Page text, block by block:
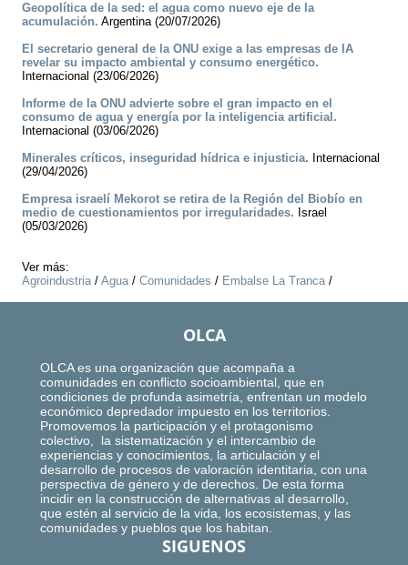
Geopolítica de la sed: el agua como nuevo eje de la
acumulación. Argentina (20/07/2026)
El secretario general de la ONU exige a las empresas de IA
revelar su impacto ambiental y consumo energético.
Internacional (23/06/2026)
Informe de la ONU advierte sobre el gran impacto en el
consumo de agua y energía por la inteligencia artificial.
Internacional (03/06/2026)
Minerales críticos, inseguridad hídrica e injusticia. Internacional
(29/04/2026)
Empresa israelí Mekorot se retira de la Región del Biobío en
medio de cuestionamientos por irregularidades. Israel
(05/03/2026)
Ver más:
Agroindustria/ Agua/ Comunidades / Embalse La Tranca/
OLCA
OLCA es una organización que acompaña a
comunidades en conflicto socioambiental, que en
condiciones de profunda asimetría, enfrentan un modelo
económico depredador impuesto en los territorios.
Promovemos la participación y el protagonismo
colectivo, la sistematización y el intercambio de
experiencias y conocimientos, la articulación y el
desarrollo de procesos de valoración identitaria, con una
perspectiva de género y de derechos. De esta forma
incidir en la construcción de alternativas al desarrollo,
que estén al servicio de la vida, los ecosistemas, y las
comunidades y pueblos que los habitan.
SIGUENOS